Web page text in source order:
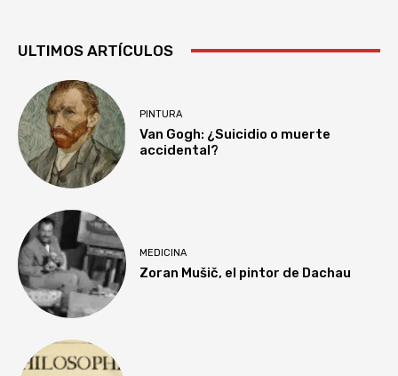
ULTIMOS ARTÍCULOS
PINTURA
Van Gogh: ¿Suicidio o muerte
accidental?
MEDICINA
Zoran Mušič, el pintor de Dachau